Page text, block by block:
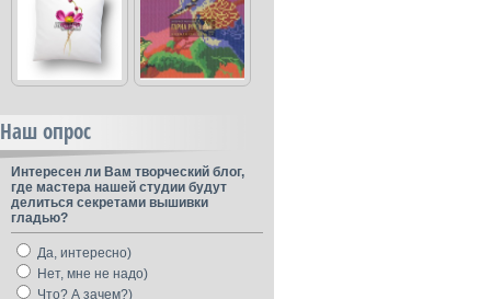
Наш опрос
Интересен ли Вам творческий блог,
где мастера нашей студии будут
делиться секретами вышивки
гладью?
Да, интересно)
Нет, мне не надо)
Что? А зачем?)